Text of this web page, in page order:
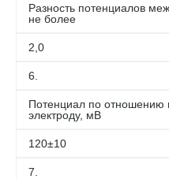
Разность потенциалов
не более
2,0
6.
Потенциал по отношению
электроду, мВ
120±10
7.